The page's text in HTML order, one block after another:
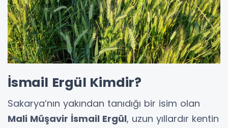
İsmail Ergül Kimdir?
Sakarya’nın yakından tanıdığı bir isim olan
Mali Müşavir İsmail Ergül, uzun yıllardır kentin